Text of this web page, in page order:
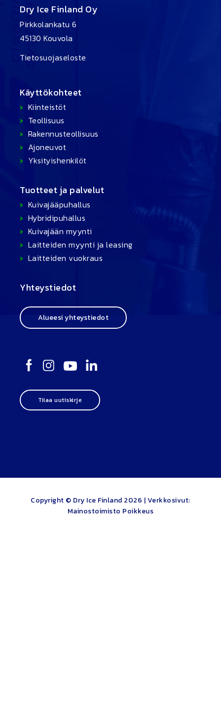
Dry Ice Finland Oy
Pirkkolankatu 6
45130 Kouvola
Tietosuojaseloste
Käyttökohteet
Kiinteistöt
Teollisuus
Rakennusteollisuus
Ajoneuvot
Yksityishenkilöt
Tuotteet ja palvelut
Kuivajääpuhallus
Hybridipuhallus
Kuivajään myynti
Laitteiden myynti ja leasing
Laitteiden vuokraus
Yhteystiedot
Alueesi yhteystiedot
Tilaa uutiskirje
Copyright © Dry Ice Finland 2026 |Verkkosivut:
Mainostoimisto Poikkeus